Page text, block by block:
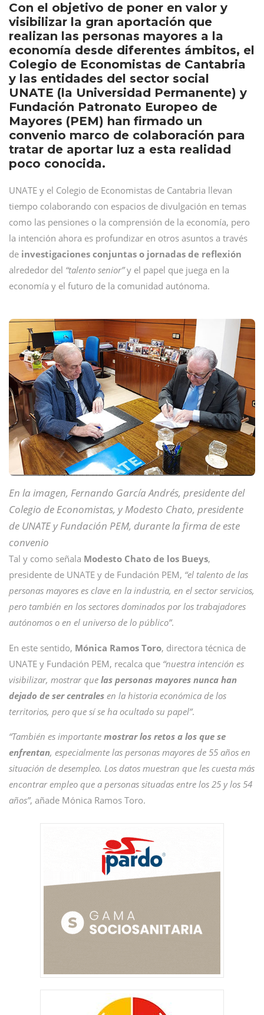
Con el objetivo de poner en valor y
visibilizar la gran aportación que
realizan las personas mayores a la
economía desde diferentes ámbitos, el
Colegio de Economistas de Cantabria
y las entidades del sector social
UNATE (la Universidad Permanente) y
Fundación Patronato Europeo de
Mayores (PEM) han firmado un
convenio marco de colaboración para
tratar de aportar luz a esta realidad
poco conocida.
UNATE y el Colegio de Economistas de Cantabria llevan
tiempo colaborando con espacios de divulgación en temas
como las pensiones o la comprensión de la economía, pero
la intención ahora es profundizar en otros asuntos a través
de investigaciones conjuntas o jornadas de reflexión
alrededor del “talento senior”y el papel que juega en la
economía y el futuro de la comunidad autónoma.
En la imagen, Fernando García Andrés, presidente del
Colegio de Economistas, y Modesto Chato, presidente
de UNATE y Fundación PEM, durante la firma de este
convenio
Tal y como señala Modesto Chato de los Bueys,
presidente de UNATE y de Fundación PEM, “el talento de las
personas mayores es clave en la industria, en el sector servicios,
pero también en los sectores dominados por los trabajadores
autónomos o en el universo de lo público”.
En este sentido, Mónica Ramos Toro, directora técnica de
UNATE y Fundación PEM, recalca que “nuestra intención es
visibilizar, mostrar que las personas mayores nunca han
dejado de ser centrales en la historia económica de los
territorios, pero que sí se ha ocultado su papel”.
“También es importante mostrar los retos a los que se
enfrentan, especialmente las personas mayores de 55 años en
situación de desempleo. Los datos muestran que les cuesta más
encontrar empleo que a personas situadas entre los 25 y los 54
años”, añade Mónica Ramos Toro.